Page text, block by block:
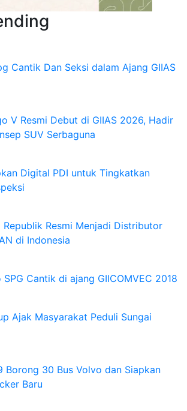
Cantik Dan Seksi dalam Ajang GIIAS
V Resmi Debut di GIIAS 2026, Hadir
SUV Serbaguna
Digital PDI untuk Tingkatkan
Republik Resmi Menjadi Distributor
di Indonesia
SPG Cantik di ajang GIICOMVEC 2018
Ajak Masyarakat Peduli Sungai
Borong 30 Bus Volvo dan Siapkan
Baru